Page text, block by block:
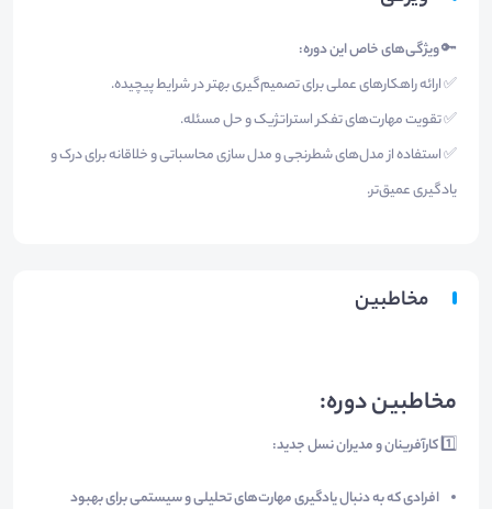
🔑ویژگی‌های خاص این دوره:
✅ ارائه راهکارهای عملی برای تصمیم‌گیری بهتر در شرایط پیچیده.
✅ تقویت مهارت‌های تفکر استراتژیک و حل مسئله.
✅ استفاده از مدل‌های شطرنجی و مدل سازی محاسباتی و خلاقانه برای درک و
یادگیری عمیق‌تر.
مخاطبین
مخاطبین دوره:
1️⃣کارآفرینان و مدیران نسل جدید:
افرادی که به دنبال یادگیری مهارت‌های تحلیلی و سیستمی برای بهبود